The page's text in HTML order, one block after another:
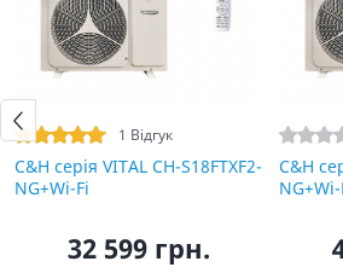
1 Відгук
C&H cерія VITAL CH-S18FTXF2-
NG+Wi-Fi
32 599 грн.
C&H
NG+Wi-